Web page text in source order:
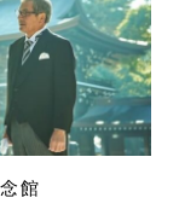
館